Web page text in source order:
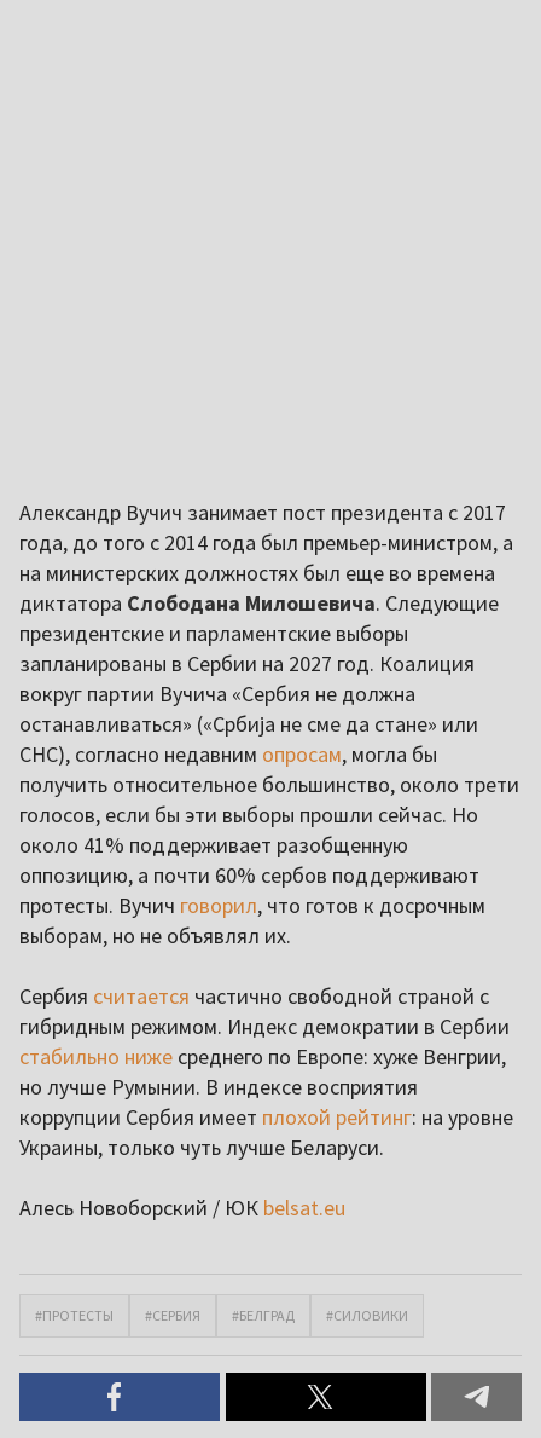
Александр Вучич занимает пост президента с 2017
года, до того с 2014 года был премьер-министром, а
на министерских должностях был еще во времена
диктатора Слободана Милошевича. Следующие
президентские и парламентские выборы
запланированы в Сербии на 2027 год. Коалиция
вокруг партии Вучича «Сербия не должна
останавливаться» («Србија не сме да стане» или
СНС), согласно недавним опросам, могла бы
получить относительное большинство, около трети
голосов, если бы эти выборы прошли сейчас. Но
около 41% поддерживает разобщенную
оппозицию, а почти 60% сербов поддерживают
протесты. Вучич говорил, что готов к досрочным
выборам, но не объявлял их.
Сербия считается частично свободной страной с
гибридным режимом. Индекс демократии в Сербии
стабильно ниже среднего по Европе: хуже Венгрии,
но лучше Румынии. В индексе восприятия
коррупции Сербия имеет плохой рейтинг: на уровне
Украины, только чуть лучше Беларуси.
Алесь Новоборский / ЮК belsat.eu
#ПРОТЕСТЫ #СЕРБИЯ #БЕЛГРАД #СИЛОВИКИ